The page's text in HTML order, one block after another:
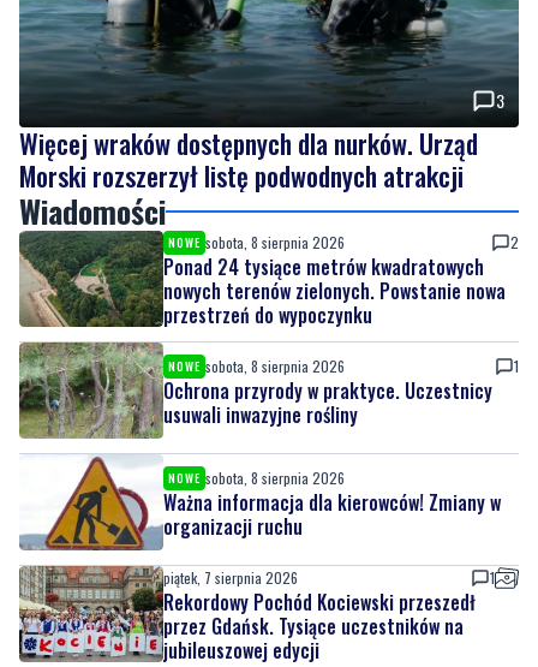
3
Więcej wraków dostępnych dla nurków. Urząd
Morski rozszerzył listę podwodnych atrakcji
Wiadomości
NOWE sobota, 8 sierpnia 2026 2
Ponad 24 tysiące metrów kwadratowych
nowych terenów zielonych. Powstanie nowa
przestrzeń do wypoczynku
NOWE sobota, 8 sierpnia 2026 1
Ochrona przyrody w praktyce. Uczestnicy
usuwali inwazyjne rośliny
NOWE sobota, 8 sierpnia 2026
Ważna informacja dla kierowców! Zmiany w
organizacji ruchu
piątek, 7 sierpnia 2026 1
Rekordowy Pochód Kociewski przeszedł
przez Gdańsk. Tysiące uczestników na
jubileuszowej edycji